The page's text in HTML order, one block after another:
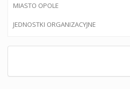
MIASTO OPOLE
JEDNOSTKI ORGANIZACYJNE